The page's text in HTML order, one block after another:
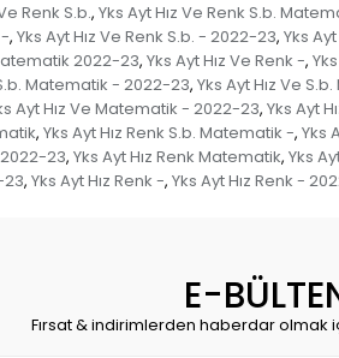
Renk S.b., Yks Ayt Hız Ve Renk S.b.
, Yks Ayt Hız Ve Renk S.b. - 2022-23, Yks
2022-23, Yks Ayt Hız Ve Renk -,
Matematik - 2022-23, Yks Ayt Hız Ve
Ayt Hız Ve Matematik - 2022-23, Yks Ayt
, Yks Ayt Hız Renk S.b. Matematik -, Yks
2022-23, Yks Ayt Hız Renk Matematik, Yks
, Yks Ayt Hız Renk -, Yks Ayt Hız Renk -
E-
Fırsat & indirimlerden haberdar olmak